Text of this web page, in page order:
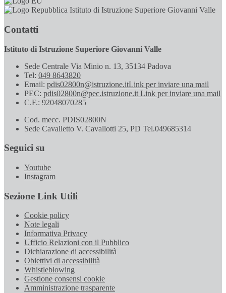
Istituto di Istruzione Superiore Giovanni Valle
Contatti
Istituto di Istruzione Superiore Giovanni Valle
Sede Centrale Via Minio n. 13, 35134 Padova
Tel: 049 8643820
Email: pdis02800n@istruzione.itLink per inviare una mail
PEC: pdis02800n@pec.istruzione.it Link per inviare una mail
C.F.: 92048070285
Cod. mecc. PDIS02800N
Sede Cavalletto V. Cavallotti 25, PD Tel.049685314
Seguici su
Youtube
Instagram
Sezione Link Utili
Cookie policy
Note legali
Informativa Privacy
Ufficio Relazioni con il Pubblico
Dichiarazione di accessibilità
Obiettivi di accessibilità
Whistleblowing
Gestione consensi cookie
Amministrazione trasparente